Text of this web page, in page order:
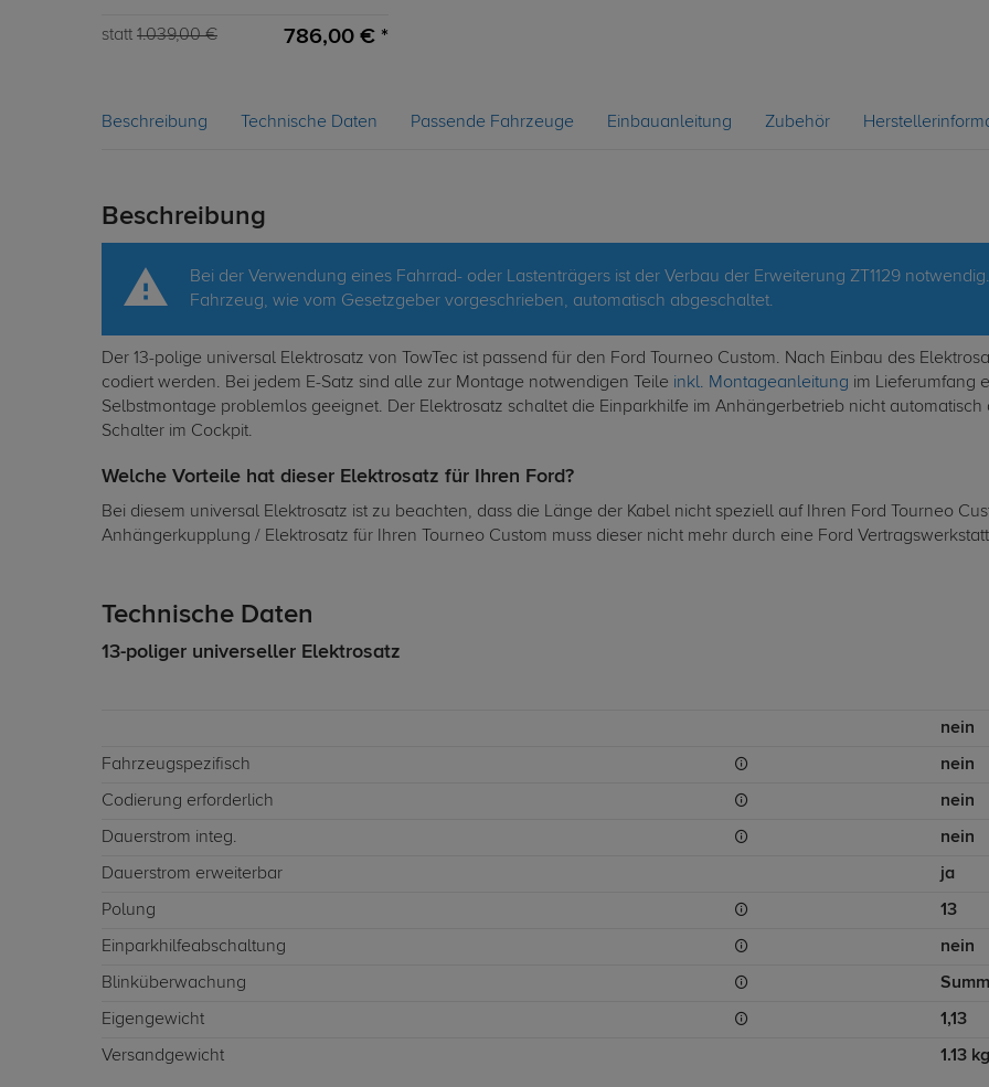
statt 1.039,00 € 786,00 € *
Beschreibung Technische Daten Passende Fahrzeuge Einbauanleitung Zubehör
Beschreibung
Bei der Verwendung eines Fahrrad- oder Lastenträgers ist der Verbau der Erweiterung ZT1129
Fahrzeug, wie vom Gesetzgeber vorgeschrieben, automatisch abgeschaltet.
Der 13-polige universal Elektrosatz von TowTec ist passend für den Ford Tourneo Custom. Nach Einbau des
codiert werden. Bei jedem E-Satz sind alle zur Montage notwendigen Teile inkl. Montageanleitung im Lieferumfang
Selbstmontage problemlos geeignet. Der Elektrosatz schaltet die Einparkhilfe im Anhängerbetrieb nicht
Schalter im Cockpit.
Welche Vorteile hat dieser Elektrosatz für Ihren Ford?
Bei diesem universal Elektrosatz ist zu beachten, dass die Länge der Kabel nicht speziell auf Ihren Ford Tourneo
Anhängerkupplung / Elektrosatz für Ihren Tourneo Custom muss dieser nicht mehr durch eine Ford
Technische Daten
13-poliger universeller Elektrosatz
nein
Fahrzeugspezifisch nein
Codierung erforderlich nein
Dauerstrom integ. nein
Dauerstrom erweiterbar ja
Polung 13
Einparkhilfeabschaltung nein
Blinküberwachung
Eigengewicht 1,13
Versandgewicht 1.13 kg